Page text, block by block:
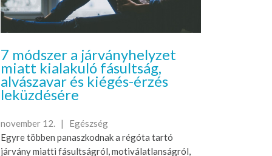
7 módszer a járványhelyzet
miatt kialakuló fásultság,
alvászavar és kiégés-érzés
leküzdésére
november 12. | Egészség
Egyre többen panaszkodnak a régóta tartó
járvány miatti fásultságról, motiválatlanságról,